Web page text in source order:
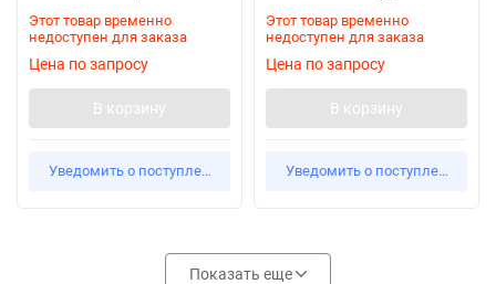
Этот товар временно
недоступен для заказа
Цена по запросу
В корзину
Уведомить о поступлении
Этот товар временно
недоступен для заказа
Цена по запросу
В корзину
Уведомить о поступлении
Показать еще